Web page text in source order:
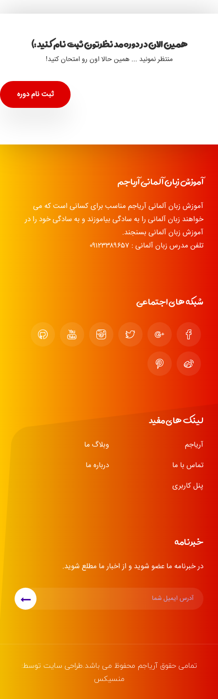
همین الان در دوره مد نظرتون ثبت نام کنید :)
منتظر نمونید ... همین حالا اون رو امتحان کنید!
ثبت نام دوره
آموزش زبان آلمانی آریاجم
آموزش زبان آلمانی آریاجم مناسب برای کسانی است که می
خواهند زبان آلمانی را به سادگی بیاموزند و به سادگی خود را در
آموزش زبان آلمانی بسنجند.
تلفن مدرس زبان آلمانی : ۰۹۱۲۳۳۸۹۶۵۷
شبکه های اجتماعی
لینک های مفید
آریاجم
وبلاگ ما
تماس با ما
درباره ما
پنل کاربری
خبرنامه
در خبرنامه ما عضو شوید و از اخبار ما مطلع شوید.
تمامی حقوقآریاجم محفوظ می باشد.طراحی سایت توسط:
منسیکس